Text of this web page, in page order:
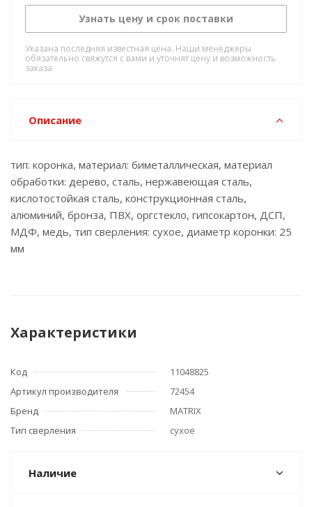
Узнать цену и срок поставки
Указана последняя известная цена. Наши менеджеры
обязательно свяжутся с вами и уточнят цену и возможность
заказа
Описание
тип: коронка, материал: биметаллическая, материал
обработки: дерево, сталь, нержавеющая сталь,
кислотостойкая сталь, конструкционная сталь,
алюминий, бронза, ПВХ, оргстекло, гипсокартон, ДСП,
МДФ, медь, тип сверления: сухое, диаметр коронки: 25
мм
Характеристики
Код
11048825
Артикул производителя
72454
Бренд
MATRIX
Тип сверления
сухое
Наличие